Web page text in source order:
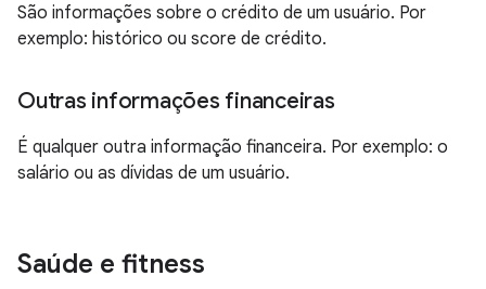
São informações sobre o crédito de um usuário. Por
exemplo: histórico ou score de crédito.
Outras informações financeiras
É qualquer outra informação financeira. Por exemplo: o
salário ou as dívidas de um usuário.
Saúde e fitness